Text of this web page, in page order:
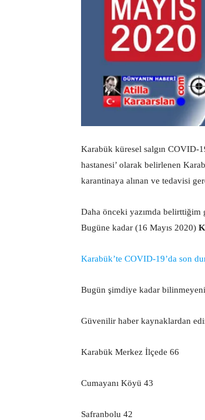
Karabük küresel salgın COVID-
hastanesi’ olarak belirlenen
karantinaya alınan ve tedavisi
Daha önceki yazımda belirttiğim
Bugüne kadar (16 Mayıs 2020)
Karabük’te COVID-19’da son
Bugün şimdiye kadar
Güvenilir haber kaynaklardan
Karabük Merkez İlçede 66
Cumayanı Köyü 43
Safranbolu 42